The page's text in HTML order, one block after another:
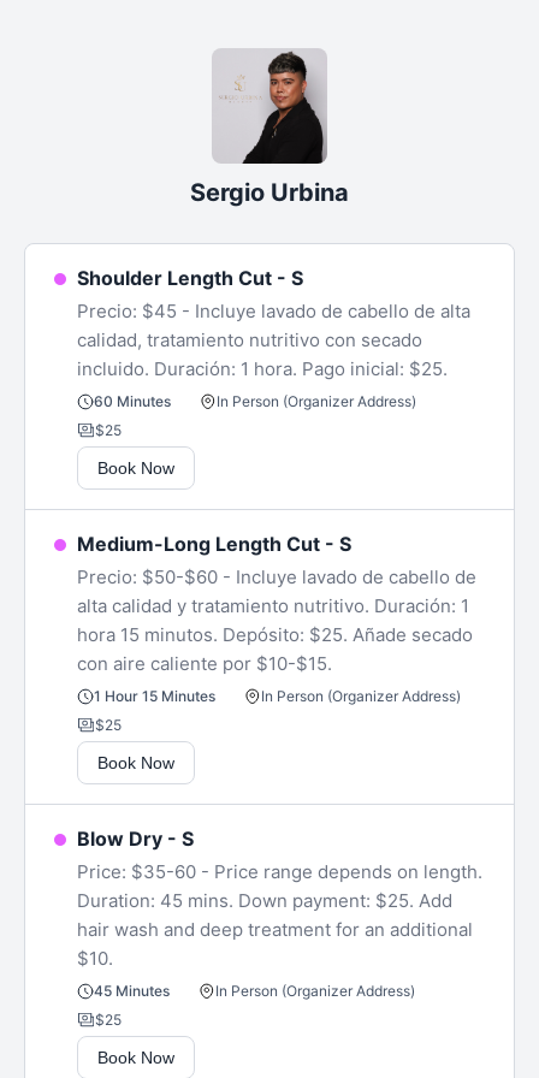
Sergio Urbina
Shoulder Length Cut - S
Precio: $45 - Incluye lavado de cabello de alta
calidad, tratamiento nutritivo con secado
incluido. Duración: 1 hora. Pago inicial: $25.
60 Minutes
In Person (Organizer Address)
$25
Book Now
Medium-Long Length Cut - S
Precio: $50-$60 - Incluye lavado de cabello de
alta calidad y tratamiento nutritivo. Duración: 1
hora 15 minutos. Depósito: $25. Añade secado
con aire caliente por $10-$15.
1 Hour 15 Minutes
In Person (Organizer Address)
$25
Book Now
Blow Dry - S
Price: $35-60 - Price range depends on length.
Duration: 45 mins. Down payment: $25. Add
hair wash and deep treatment for an additional
$10.
45 Minutes
In Person (Organizer Address)
$25
Book Now